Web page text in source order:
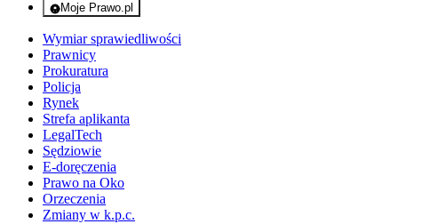
Moje Prawo.pl
- rejestracja i logowanie do serwisu
Wymiar sprawiedliwości
Prawnicy
Prokuratura
Policja
Rynek
Strefa aplikanta
LegalTech
Sędziowie
E-doręczenia
Prawo na Oko
Orzeczenia
Zmiany w k.p.c.